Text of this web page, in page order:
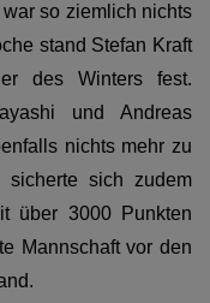
so ziemlich nichts
stand Stefan Kraft
des Winters fest.
und Andreas
nichts mehr zu
sicherte sich zudem
über 3000 Punkten
Mannschaft vor den